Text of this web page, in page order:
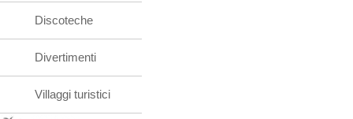
Discoteche
Divertimenti
Villaggi turistici